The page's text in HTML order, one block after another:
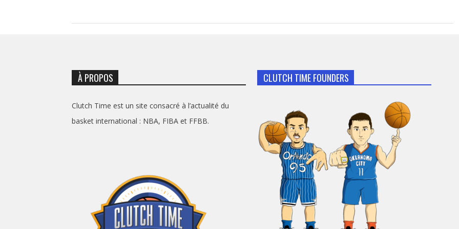
À PROPOS
Clutch Time est un site consacré à l’actualité du
basket international : NBA, FIBA et FFBB.
CLUTCH TIME FOUNDERS